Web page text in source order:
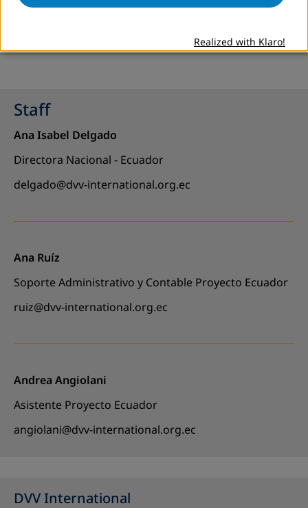
more information
Staff
Ana Isabel Delgado
Directora Nacional - Ecuador
delgado@dvv-international.org.ec
Ana Ruíz
Soporte Administrativo y Contable Proyecto Ecuador
ruiz@dvv-international.org.ec
Andrea Angiolani
Asistente Proyecto Ecuador
angiolani@dvv-international.org.ec
DVV International
Realized with Klaro!